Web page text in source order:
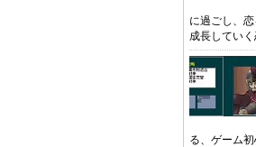
に過ごし、
成長してい
る、ゲーム